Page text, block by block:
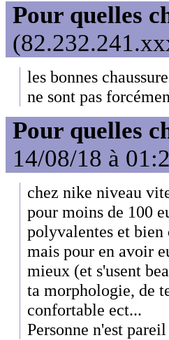
Pour quelles
les bonnes
ne sont pas
Pour quelles
14/08/18 à
chez nike niveau
pour moins de 100
polyvalentes et bien
mais pour en avoir
mieux (et s'usent
ta morphologie, de
confortable ect...
Personne n'est pareil